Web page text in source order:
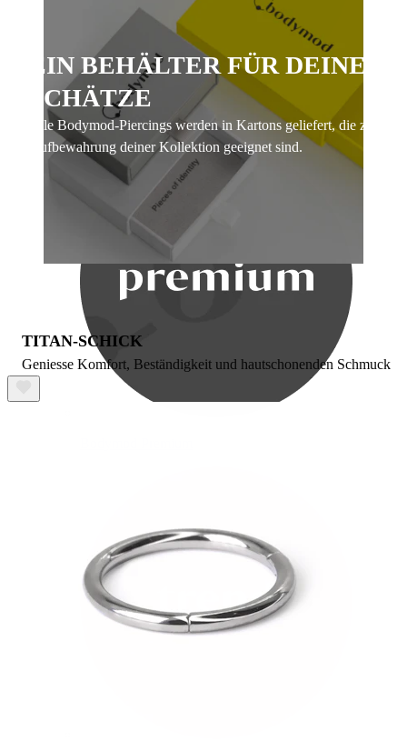
Bodymod Care
EIN BEHÄLTER FÜR DEINE
SCHÄTZE
Alle Bodymod-Piercings werden in Kartons geliefert, die zur
Aufbewahrung deiner Kollektion geeignet sind.
TITAN-SCHICK
Geniesse Komfort, Beständigkeit und hautschonenden Schmuck